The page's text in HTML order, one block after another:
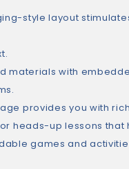
style layout
materials with
provides you with
heads-up lessons
games and